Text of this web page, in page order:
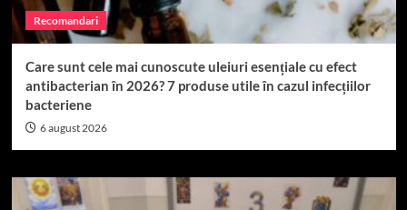
Recomandari
Care sunt cele mai cunoscute uleiuri esențiale cu efect
antibacterian în 2026? 7 produse utile în cazul infecțiilor
bacteriene
6 august 2026